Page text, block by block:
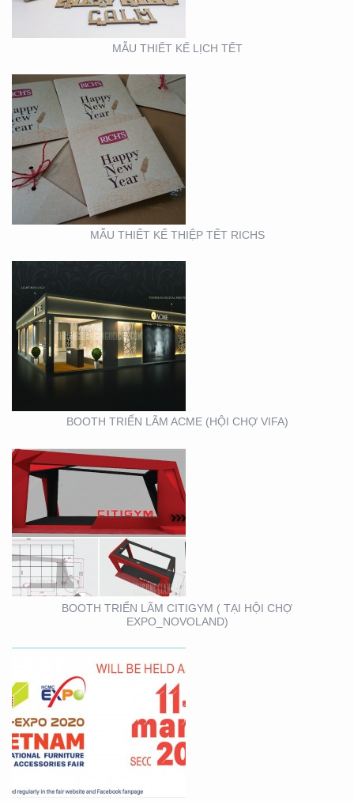
MẪU THIẾT KẾ LỊCH TẾT
MẪU THIẾT KẾ THIỆP TẾT RICHS
BOOTH TRIỂN LÃM
ACME (HỘI CHỢ VIFA)
BOOTH TRIỂN LÃM ACME (HỘI CHỢ VIFA)
BOOTH TRIỂN LÃM
CITIGYM ( TẠI HỘI CHỢ
EXPO_NOVOLAND)
BOOTH TRIỂN LÃM CITIGYM ( TẠI HỘI CHỢ
EXPO_NOVOLAND)
VIFA EXPO 2020 – TƯ
VẤN THIẾT KẾ THI
CÔNG GIAN HÀNG
TRIỂN LÃM
BOOTH KIM NGƯU
(TARUJO) – TRIỂN
LÃMVIỆT BUILD 12-2019